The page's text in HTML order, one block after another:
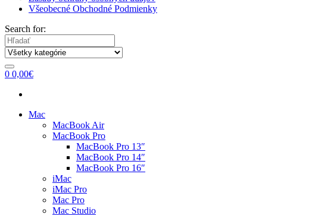
Všeobecné Obchodné Podmienky
Search for:
0 0,00€
Mac
MacBook Air
MacBook Pro
MacBook Pro 13″
MacBook Pro 14″
MacBook Pro 16″
iMac
iMac Pro
Mac Pro
Mac Studio